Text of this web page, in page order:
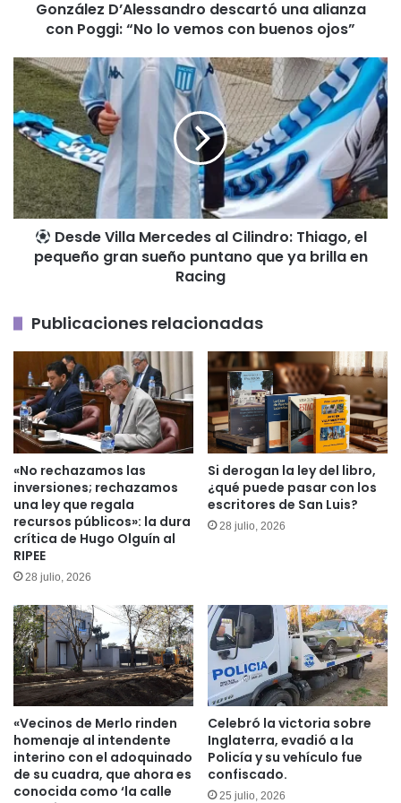
vemos
ojos”
González D’Alessandro descartó una alianza
con Poggi: “No lo vemos con buenos ojos”
Desde
Villa
Mercedes
al
Cilindro:
Thiago,
el
pequeño
sueño
brilla
en
Racing
Desde Villa Mercedes al Cilindro: Thiago, el
pequeño gran sueño puntano que ya brilla en
Racing
Publicaciones relacionadas
«No rechazamos las
inversiones; rechazamos
una ley que regala
recursos públicos»: la dura
crítica de Hugo Olguín al
RIPEE
28 julio, 2026
Si derogan la ley del libro,
¿qué puede pasar con los
escritores de San Luis?
28 julio, 2026
«Vecinos de Merlo rinden
homenaje al intendente
interino con el adoquinado
de su cuadra, que ahora es
conocida como ‘la calle
Celebró la victoria sobre
Inglaterra, evadió a la
Policía y su vehículo fue
confiscado.
25 julio, 2026